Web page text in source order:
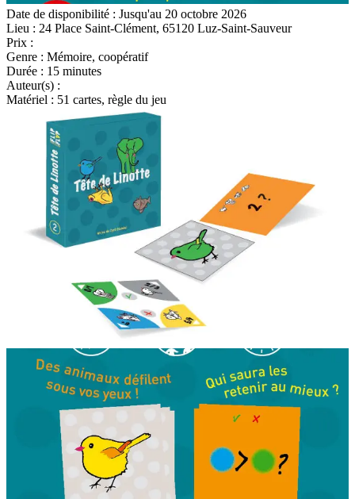
Date de disponibilité : Jusqu'au 20 octobre 2026
Lieu : 24 Place Saint-Clément, 65120 Luz-Saint-Sauveur
Prix :
Genre : Mémoire, coopératif
Durée : 15 minutes
Auteur(s) :
Matériel : 51 cartes, règle du jeu